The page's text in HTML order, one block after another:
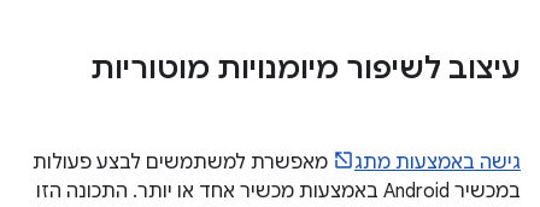
עיצוב לשיפור מיומנויות מוטוריות
גישה באמצעות מתג
מאפשרת למשתמשים לבצע פעולות
במכשיר Android באמצעות מכשיר אחד או יותר. התכונה הזו